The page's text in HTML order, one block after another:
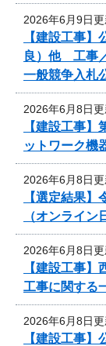
2026年6月9日
【建設工事
良）他 工事
一般競争入札
2026年6月8日
【建設工事
ットワーク機
2026年6月8日
【選定結果
（オンライ
2026年6月8日
【建設工事
工事に関する
2026年6月8日
【建設工事